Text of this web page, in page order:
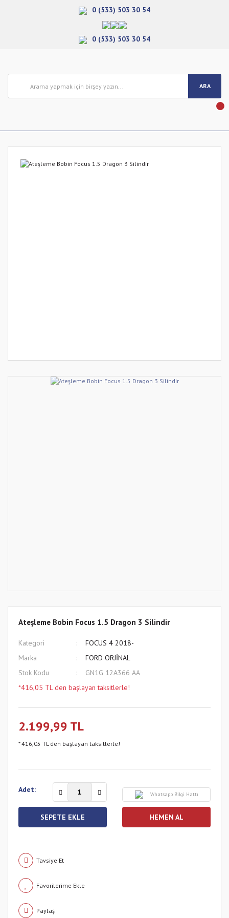
0 (533) 503 30 54
0 (533) 503 30 54
ARA
Ateşleme Bobin Focus 1.5 Dragon 3 Silindir
Kategori
FOCUS 4 2018-
Marka
FORD ORJİNAL
Stok Kodu
GN1G 12A366 AA
*416,05 TL den başlayan taksitlerle!
2.199,99 TL
* 416,05 TL den başlayan taksitlerle!
Adet:
Whatsapp Bilgi Hattı
SEPETE EKLE HEMEN AL
Tavsiye Et
Paylaş